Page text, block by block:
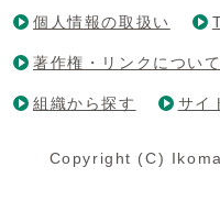
個人情報の取扱い
著作権・リンクについて
組織から探す サイ
Copyright (C)